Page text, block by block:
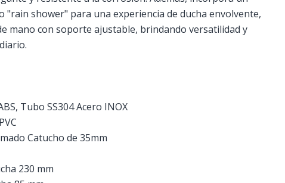
shower" para una experiencia de ducha envolvente,
mano con soporte ajustable, brindando versatilidad y
Tubo SS304 Acero INOX
Catucho de 35mm
230 mm